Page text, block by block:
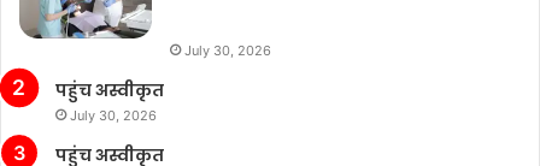
July 30, 2026
पहुंच अस्वीकृत
July 30, 2026
पहुंच अस्वीकृत